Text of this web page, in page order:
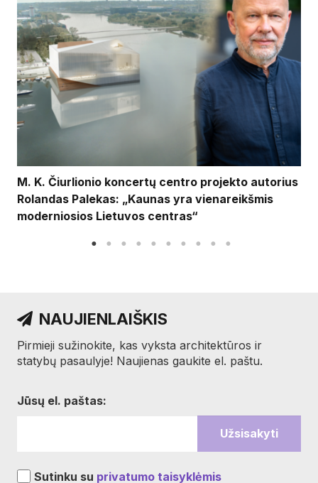
M. K. Čiurlionio koncertų centro projekto autorius
Rolandas Palekas: „Kaunas yra vienareikšmis
moderniosios Lietuvos centras“
NAUJIENLAIŠKIS
Pirmieji sužinokite, kas vyksta architektūros ir
statybų pasaulyje! Naujienas gaukite el. paštu.
Jūsų el. paštas:
Sutinku su privatumo taisyklėmis